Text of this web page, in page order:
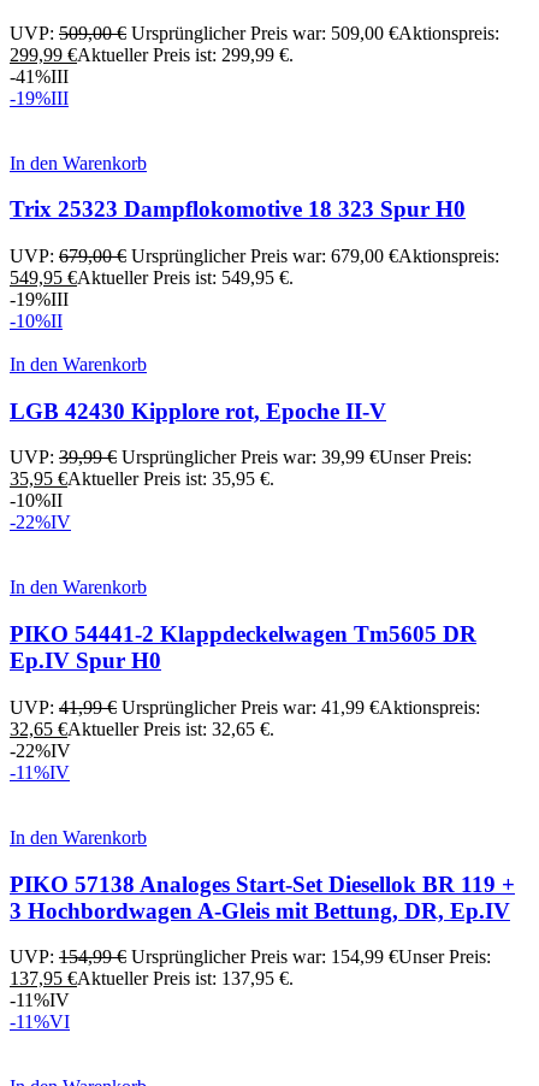
UVP: 509,00€ Ursprünglicher Preis war: 509,00 €Aktionspreis:
299,99 €Aktueller Preis ist: 299,99 €.
-41%III
-19%III
In den Warenkorb
Trix 25323 Dampflokomotive 18 323 Spur H0
UVP: 679,00€ Ursprünglicher Preis war: 679,00 €Aktionspreis:
549,95 €Aktueller Preis ist: 549,95 €.
-19%III
-10%II
In den Warenkorb
LGB 42430 Kipplore rot, Epoche II-V
UVP: 39,99€ Ursprünglicher Preis war: 39,99 €Unser Preis:
35,95 €Aktueller Preis ist: 35,95 €.
-10%II
-22%IV
In den Warenkorb
PIKO 54441-2 Klappdeckelwagen Tm5605 DR
Ep.IV Spur H0
UVP: 41,99€ Ursprünglicher Preis war: 41,99 €Aktionspreis:
32,65 €Aktueller Preis ist: 32,65 €.
-22%IV
-11%IV
In den Warenkorb
PIKO 57138 Analoges Start-Set Diesellok BR 119 +
3 Hochbordwagen A-Gleis mit Bettung, DR, Ep.IV
UVP: 154,99€ Ursprünglicher Preis war: 154,99 €Unser Preis:
137,95 €Aktueller Preis ist: 137,95 €.
-11%IV
-11%VI